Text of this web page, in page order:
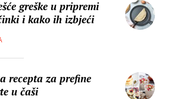
greške u pripremi
i kako ih izbjeći
recepta za prefine
u čaši